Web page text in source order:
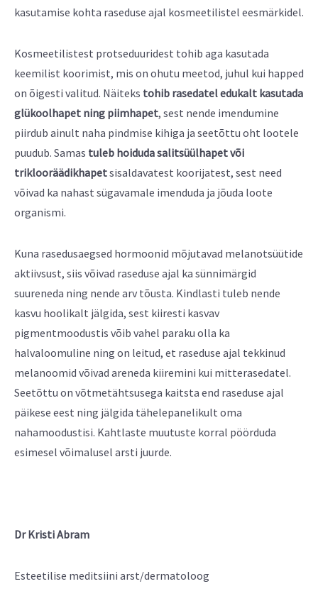
kasutamise kohta raseduse ajal kosmeetilistel eesmärkidel.
Kosmeetilistest protseduuridest tohib aga kasutada
keemilist koorimist, mis on ohutu meetod, juhul kui happed
on õigesti valitud. Näiteks tohib rasedatel edukalt kasutada
glükoolhapet ning piimhapet, sest nende imendumine
piirdub ainult naha pindmise kihiga ja seetõttu oht lootele
puudub. Samas tuleb hoiduda salitsüülhapet või
triklooräädikhapetsisaldavatest koorijatest, sest need
võivad ka nahast sügavamale imenduda ja jõuda loote
organismi.
Kuna rasedusaegsed hormoonid mõjutavad melanotsüütide
aktiivsust, siis võivad raseduse ajal ka sünnimärgid
suureneda ning nende arv tõusta. Kindlasti tuleb nende
kasvu hoolikalt jälgida, sest kiiresti kasvav
pigmentmoodustis võib vahel paraku olla ka
halvaloomuline ning on leitud, et raseduse ajal tekkinud
melanoomid võivad areneda kiiremini kui mitterasedatel.
Seetõttu on võtmetähtsusega kaitsta end raseduse ajal
päikese eest ning jälgida tähelepanelikult oma
nahamoodustisi. Kahtlaste muutuste korral pöörduda
esimesel võimalusel arsti juurde.
Dr Kristi Abram
Esteetilise meditsiini arst/dermatoloog